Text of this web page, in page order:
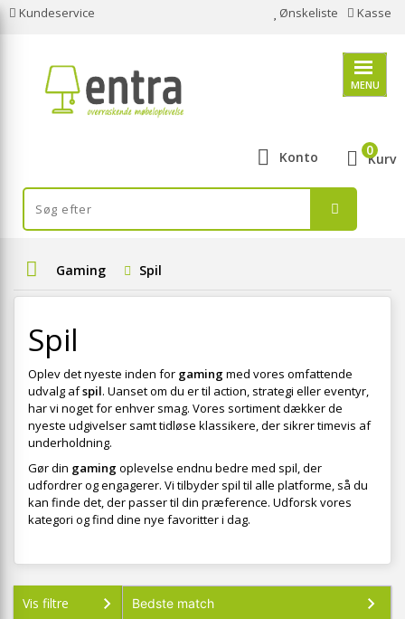
Kundeservice Ønskeliste Kasse
MENU
Konto Kurv
0
Gaming Spil
Spil
Oplev det nyeste inden for gamingmed vores omfattende
udvalg afspil. Uanset om du er til action, strategi eller eventyr,
har vi noget for enhver smag. Vores sortiment dækker de
nyeste udgivelser samt tidløse klassikere, der sikrer timevis af
underholdning.
Gør din gamingoplevelse endnu bedre med spil, der
udfordrer og engagerer. Vi tilbyder spil til alle platforme, så du
kan finde det, der passer til din præference. Udforsk vores
kategori og find dine nye favoritter i dag.
Vis filtre